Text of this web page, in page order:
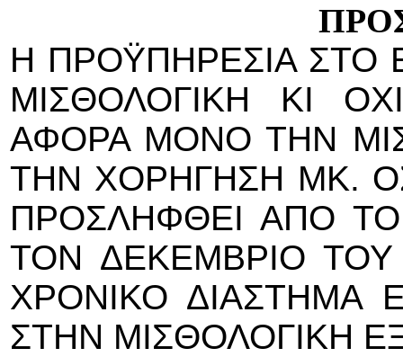
Η ΠΡΟΫΠΗΡΕΣΙΑ ΣΤΟ
ΜΙΣΘΟΛΟΓΙΚΗ ΚΙ
ΑΦΟΡΑ ΜΟΝΟ ΤΗΝ
ΤΗΝ ΧΟΡΗΓΗΣΗ ΜΚ.
ΠΡΟΣΛΗΦΘΕΙ ΑΠΟ
ΤΟΝ ΔΕΚΕΜΒΡΙΟ ΤΟΥ
ΧΡΟΝΙΚΟ ΔΙΑΣΤΗΜΑ
ΣΤΗΝ ΜΙΣΘΟΛΟΓΙΚΗ